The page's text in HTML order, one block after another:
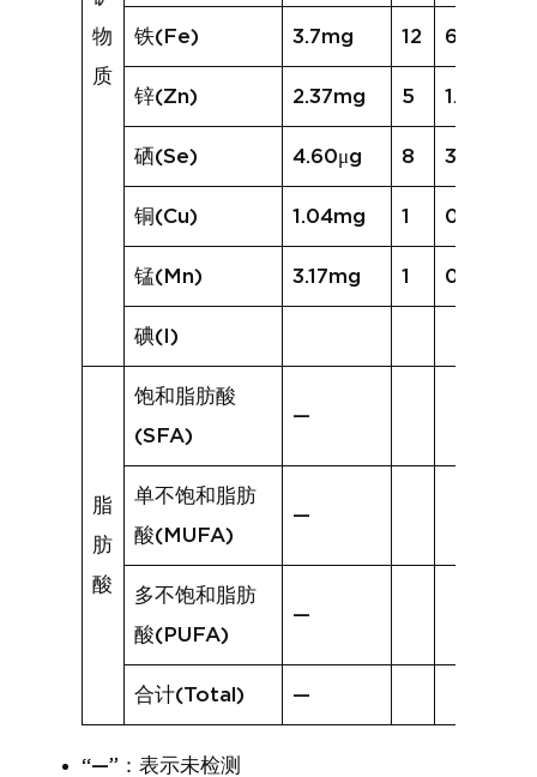
物
质
铁(Fe) 3.7mg 12 6.4mg
锌(Zn) 2.37mg 5 1.22mg
硒(Se) 4.60μg 8 3.59μg
铜(Cu) 1.04mg 1 0.35mg
锰(Mn) 3.17mg 1 0.64mg
碘(I)
脂
肪
酸
饱和脂肪酸
(SFA)
—
单不饱和脂肪
酸(MUFA)
—
多不饱和脂肪
酸(PUFA)
—
合计(Total) —
“—”：表示未检测